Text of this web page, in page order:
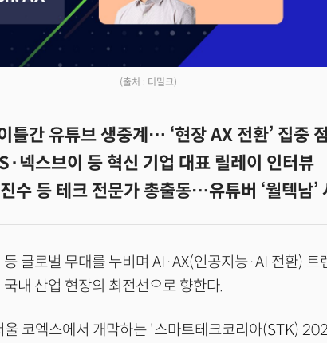
(출처 : 더밀크)
틀간 유튜브 생중계… ‘현장 AX 전환’ 집중
넥스브이 등 혁신 기업 대표 릴레이 인터뷰
수 등 테크 전문가 총출동…유튜버 ‘월텍남’
등 글로벌 무대를 누비며 AI·AX(인공지능·AI 전환) 트
국내 산업 현장의 최전선으로 향한다.
울 코엑스에서 개막하는 '스마트테크코리아(STK)